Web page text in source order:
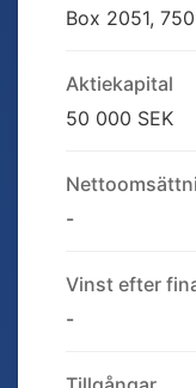
Box 2051,
Aktiekapital
50 000 SEK
-
Vinst efter
-